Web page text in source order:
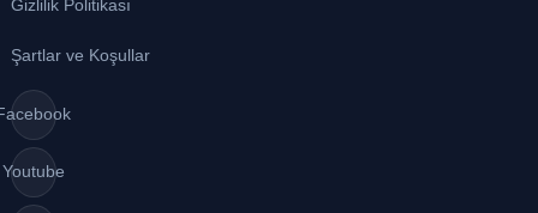
Gizlilik Politikası
Şartlar ve Koşullar
Youtube